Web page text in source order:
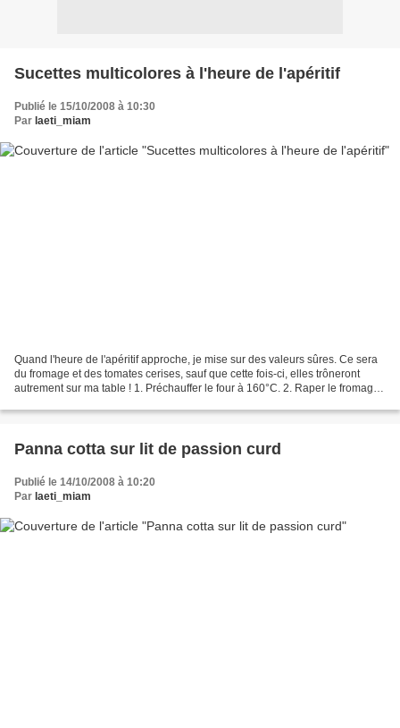
Sucettes multicolores à l'heure de l'apéritif
Publié le 15/10/2008 à 10:30
Par laeti_miam
Quand l'heure de l'apéritif approche, je mise sur des valeurs sûres. Ce sera
du fromage et des tomates cerises, sauf que cette fois-ci, elles trôneront
autrement sur ma table ! 1. Préchauffer le four à 160°C. 2. Raper le fromage
Panna cotta sur lit de passion curd
Publié le 14/10/2008 à 10:20
Par laeti_miam